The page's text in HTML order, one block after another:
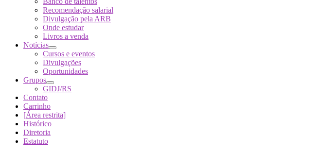
Recomendação salarial
Divulgação pela ARB
Onde estudar
Livros a venda
Notícias
Cursos e eventos
Divulgações
Oportunidades
Grupos
GIDJ/RS
Contato
Carrinho
[Área restrita]
Histórico
Diretoria
Estatuto